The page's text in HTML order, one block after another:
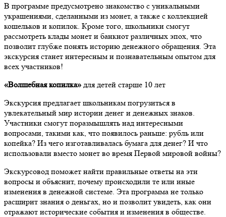
В программе предусмотрено знакомство с уникальными
украшениями, сделанными из монет, а также с коллекцией
кошельков и копилок. Кроме того, школьники смогут
рассмотреть клады монет и банкнот различных эпох, что
позволит глубже понять историю денежного обращения. Эта
экскурсия станет интересным и познавательным опытом для
всех участников!
«Волшебная копилка» для детей старше 10 лет
Экскурсия предлагает школьникам погрузиться в
увлекательный мир истории денег и денежных знаков.
Участники смогут поразмышлять над интересными
вопросами, такими как, что появилось раньше: рубль или
копейка? Из чего изготавливалась бумага для денег? И что
использовали вместо монет во время Первой мировой войны?
Экскурсовод поможет найти правильные ответы на эти
вопросы и объяснит, почему происходили те или иные
изменения в денежной системе. Эта программа не только
расширит знания о деньгах, но и позволит увидеть, как они
отражают исторические события и изменения в обществе.